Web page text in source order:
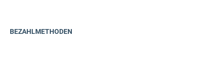
BEZAHLMETHODEN